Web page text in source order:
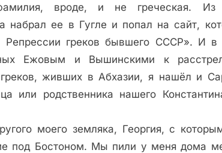
вроде, и не греческая. Из
набрал ее в Гугле и попал на сайт,
Репрессии греков бывшего СССР». И
Ежовым и Вышинскими к
греков, живших в Абхазии, я нашёл и
или родственника нашего
моего земляка, Георгия, с
под Бостоном. Мы пили у меня дома